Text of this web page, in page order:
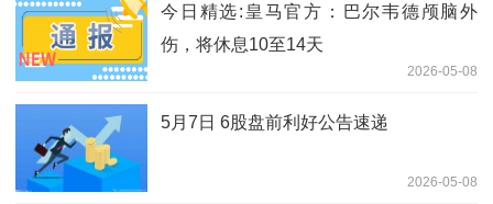
今日精选:皇马官方：巴尔韦德颅脑外
伤，将休息10至14天
2026-05-08
5月7日 6股盘前利好公告速递
2026-05-08